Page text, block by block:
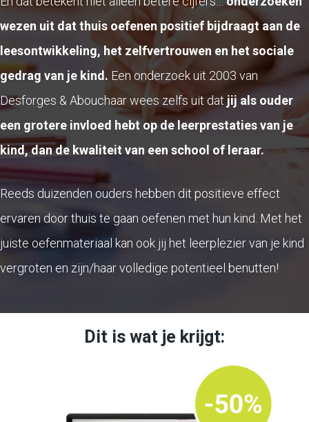
wezen uit dat thuis oefenen positief bijdraagt aan de
leesontwikkeling, het zelfvertrouwen en het sociale
gedrag van je kind. Een onderzoek uit 2003 van
Desforges & Abouchaar wees zelfs uit dat jij als ouder
een grotere invloed hebt op de leerprestaties van je
kind, dan de kwaliteit van een school of leraar.
Reeds duizenden ouders hebben dit positieve effect
ervaren door thuis te gaan oefenen met hun kind. Met het
juiste oefenmateriaal kan ook jij het leerplezier van je kind
vergroten en zijn/haar volledige potentieel benutten!
Dit is wat je krijgt: